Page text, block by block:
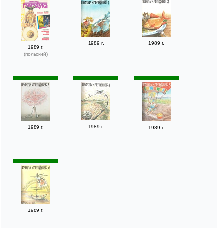
1989 г.
(польский)
1989 г. 1989 г.
1989 г. 1989 г. 1989 г.
1989 г.